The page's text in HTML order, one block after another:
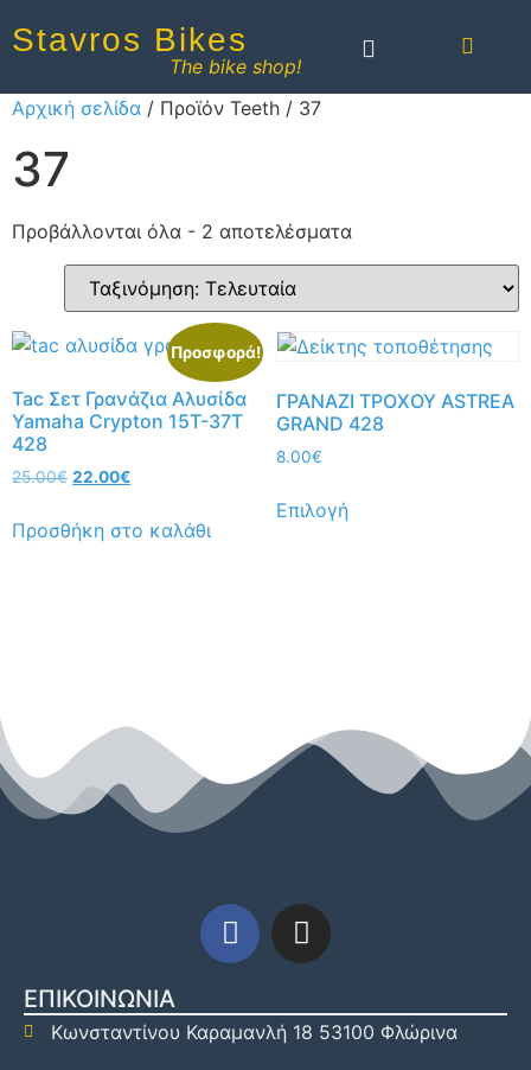
Stavros Bikes
The bike shop!
Αρχική σελίδα / Προϊόν Teeth / 37
37
Προβάλλονται όλα - 2 αποτελέσματα
Προσφορά!
Tac Σετ Γρανάζια Αλυσίδα
Yamaha Crypton 15T-37T
428
25.00€ 22.00€
Προσθήκη στο καλάθι
ΓΡΑΝΑΖΙ ΤΡΟΧΟΥ ASTREA
GRAND 428
8.00€
Επιλογή
ΕΠΙΚΟΙΝΩΝΙΑ
Κωνσταντίνου Καραμανλή 18 53100 Φλώρινα